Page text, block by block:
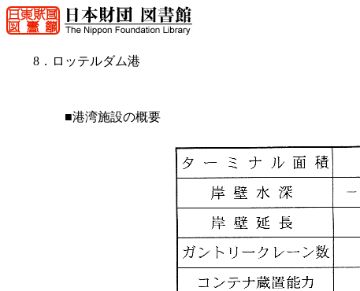
8．ロッテルダム港
■港湾施設の概要